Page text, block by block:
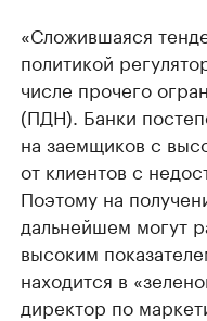
«Сложившаяся
политикой
числе прочего
(ПДН). Банки
на заемщиков с
от клиентов с
Поэтому на
дальнейшем могут
высоким
находится в
директор по